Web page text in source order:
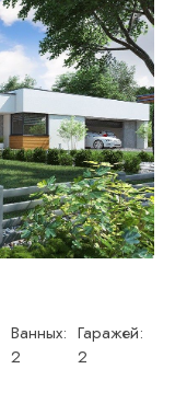
Ванных:
2
Гаражей:
2